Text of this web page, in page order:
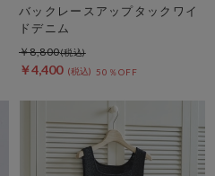
バックレースアップタックワイ
ドデニム
￥4,400 50％OFF
￥8,800